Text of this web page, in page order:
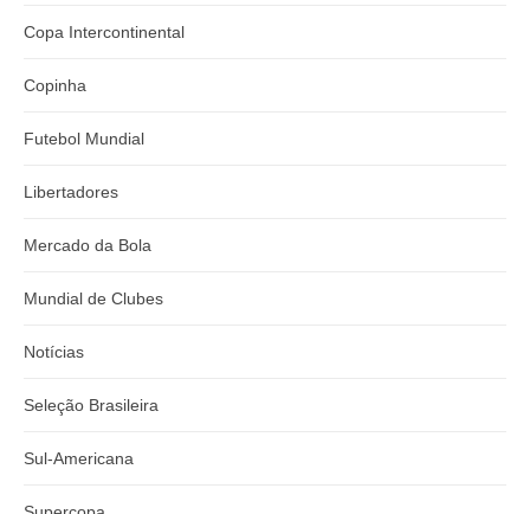
Copa Intercontinental
Copinha
Futebol Mundial
Libertadores
Mercado da Bola
Mundial de Clubes
Notícias
Seleção Brasileira
Sul-Americana